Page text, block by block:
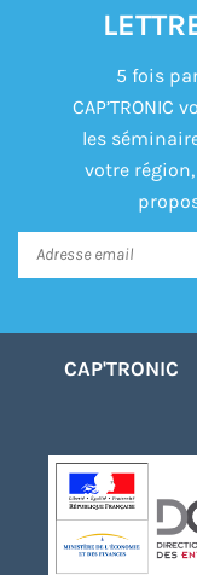
5 fois
les
votre
CAP'TRONIC